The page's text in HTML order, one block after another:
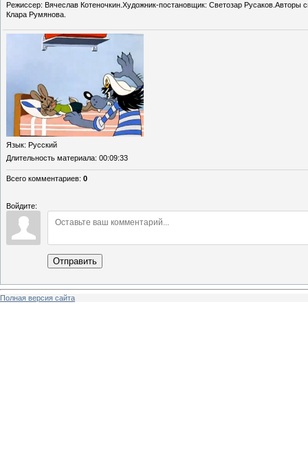
Режиссер: Вячеслав Котеночкин.Художник-постановщик: Светозар
Клара Румянова.
Язык: Русский
Длительность материала: 00:09:33
Всего комментариев: 0
Войдите:
Отправить
Полная версия сайта